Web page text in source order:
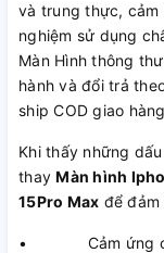
và trung thực, cảm
nghiệm sử dụng
Màn Hình thông
hành và đổi trả
ship COD giao
Khi thấy những
thayMàn hình
15Pro Max để
• Cảm ứng của